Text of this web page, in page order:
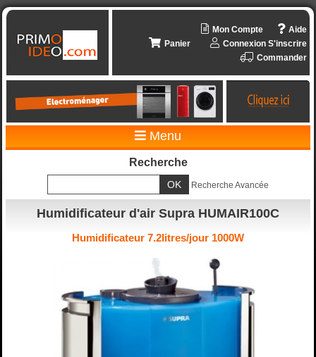
Aide
Mon Compte
Connexion S'inscrire
Panier
Commander
Menu
Recherche
Recherche Avancée
Humidificateur d'air Supra HUMAIR100C
Humidificateur 7.2litres/jour 1000W